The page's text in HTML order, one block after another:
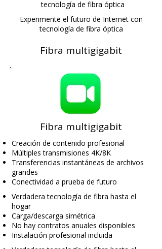
tecnología de fibra óptica
Experimente el futuro de Internet con
tecnología de fibra óptica
Fibra multigigabit
Fibra multigigabit
Creación de contenido profesional
Múltiples transmisiones 4K/8K
Transferencias instantáneas de archivos
grandes
Conectividad a prueba de futuro
Verdadera tecnología de fibra hasta el
hogar
Carga/descarga simétrica
No hay contratos anuales disponibles
Instalación profesional incluida